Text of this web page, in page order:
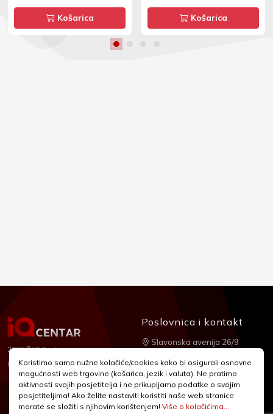
Košarica Košarica
2026 © IQ Centar
Izrada:Nubilus
Poslovnica i kontakt
Slavonska avenija 26/9
+385 1 2455 950
webshop@iqcentar.hr
Pon - Pet od 9 - 17h
Koristimo samo nužne kolačiće/cookies kako bi osigurali osnovne
mogućnosti web trgovine (košarica, jezik i valuta). Ne pratimo
aktivnosti svojih posjetitelja i ne prikupljamo podatke o svojim
posjetiteljima! Ako želite nastaviti koristiti naše web stranice
morate se složiti s njihovim korištenjem! Više o kolačićima...